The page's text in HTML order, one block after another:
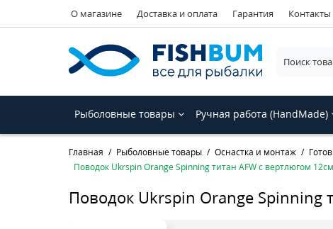
О магазине Доставка и оплата Гарантия Контакты
Рыболовные товары Ручная работа (HandMade)
Главная Рыболовные товары Оснастка и монтаж
Поводок Ukrspin Orange Spinning титан AFW с вертлюгом
Поводок Ukrspin Orange Spinning